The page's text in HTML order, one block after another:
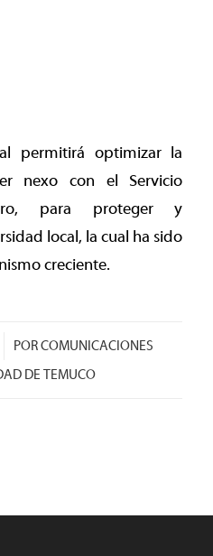
permitirá optimizar la
nexo con el Servicio
para proteger y
local, la cual ha sido
creciente.
PORCOMUNICACIONES
DE TEMUCO